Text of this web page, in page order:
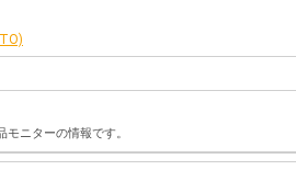
ニターの情報です。